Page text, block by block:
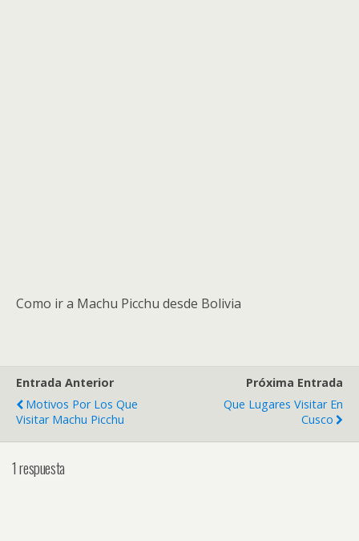
Como ir a Machu Picchu desde Bolivia
Entrada Anterior
Motivos Por Los Que
Visitar Machu Picchu
Próxima Entrada
Que Lugares Visitar En
Cusco
1 respuesta